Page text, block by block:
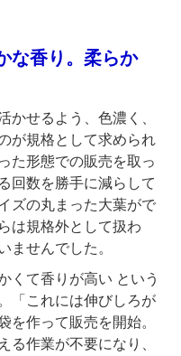
な香り。柔らか
かせるよう、色濃く、
が規格として求められ
た形態での販売を取っ
回数を勝手に減らして
ズの丸まった大葉がで
は規格外として扱わ
ませんでした。
くて香りが高い という
「これには伸びしろが
を作って販売を開始。
る作業が不要になり、